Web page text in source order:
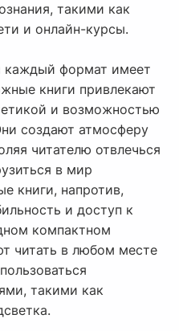
такими как
и онлайн-курсы.
каждый формат имеет
книги привлекают
и возможностью
создают атмосферу
читателю отвлечься
в мир
книги, напротив,
и доступ к
компактном
читать в любом месте
такими как